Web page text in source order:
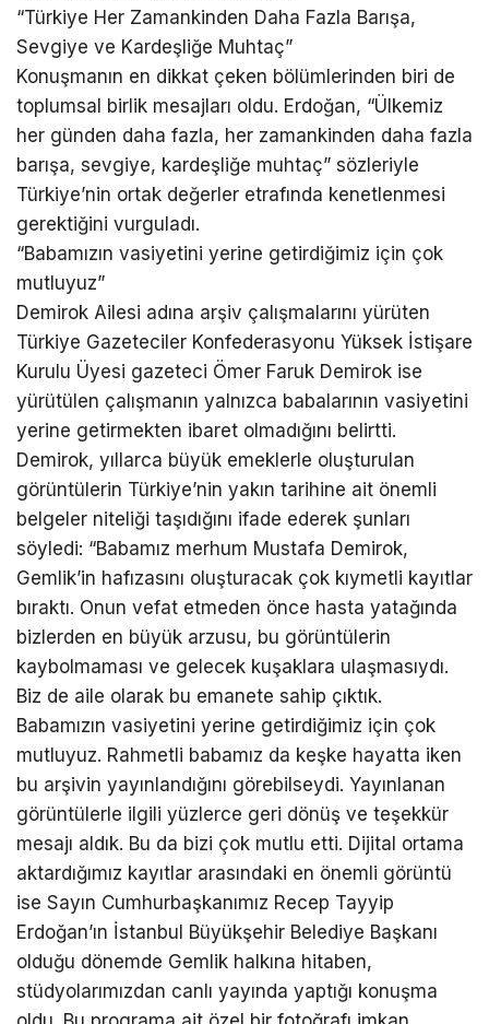
“Türkiye Her Zamankinden Daha Fazla Barışa,
Sevgiye ve Kardeşliğe Muhtaç”
Konuşmanın en dikkat çeken bölümlerinden biri de
toplumsal birlik mesajları oldu. Erdoğan, “Ülkemiz
her günden daha fazla, her zamankinden daha fazla
barışa, sevgiye, kardeşliğe muhtaç” sözleriyle
Türkiye’nin ortak değerler etrafında kenetlenmesi
gerektiğini vurguladı.
“Babamızın vasiyetini yerine getirdiğimiz için çok
mutluyuz”
Demirok Ailesi adına arşiv çalışmalarını yürüten
Türkiye Gazeteciler Konfederasyonu Yüksek İstişare
Kurulu Üyesi gazeteci Ömer Faruk Demirok ise
yürütülen çalışmanın yalnızca babalarının vasiyetini
yerine getirmekten ibaret olmadığını belirtti.
Demirok, yıllarca büyük emeklerle oluşturulan
görüntülerin Türkiye’nin yakın tarihine ait önemli
belgeler niteliği taşıdığını ifade ederek şunları
söyledi: “Babamız merhum Mustafa Demirok,
Gemlik’in hafızasını oluşturacak çok kıymetli kayıtlar
bıraktı. Onun vefat etmeden önce hasta yatağında
bizlerden en büyük arzusu, bu görüntülerin
kaybolmaması ve gelecek kuşaklara ulaşmasıydı.
Biz de aile olarak bu emanete sahip çıktık.
Babamızın vasiyetini yerine getirdiğimiz için çok
mutluyuz. Rahmetli babamız da keşke hayatta iken
bu arşivin yayınlandığını görebilseydi. Yayınlanan
görüntülerle ilgili yüzlerce geri dönüş ve teşekkür
mesajı aldık. Bu da bizi çok mutlu etti. Dijital ortama
aktardığımız kayıtlar arasındaki en önemli görüntü
ise Sayın Cumhurbaşkanımız Recep Tayyip
Erdoğan’ın İstanbul Büyükşehir Belediye Başkanı
olduğu dönemde Gemlik halkına hitaben,
stüdyolarımızdan canlı yayında yaptığı konuşma